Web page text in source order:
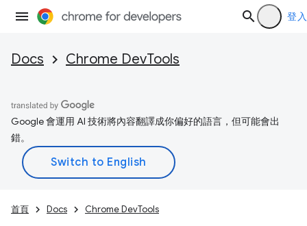
登入
Docs Chrome DevTools
Google 會運用 AI 技術將內容翻譯成你偏好的語言，但可能會出
錯。
首頁 Docs Chrome DevTools